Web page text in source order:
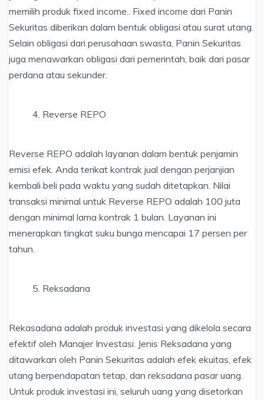
memilih produk fixed income.. Fixed income dari Panin
Sekuritas diberikan dalam bentuk obligasi atau surat utang.
Selain obligasi dari perusahaan swasta, Panin Sekuritas
juga menawarkan obligasi dari pemerintah, baik dari pasar
perdana atau sekunder.
Reverse REPO
Reverse REPO adalah layanan dalam bentuk penjamin
emisi efek. Anda terikat kontrak jual dengan perjanjian
kembali beli pada waktu yang sudah ditetapkan. Nilai
transaksi minimal untuk Reverse REPO adalah 100 juta
dengan minimal lama kontrak 1 bulan. Layanan ini
menerapkan tingkat suku bunga mencapai 17 persen per
tahun.
Reksadana
Rekasadana adalah produk investasi yang dikelola secara
efektif oleh Manajer Investasi. Jenis Reksadana yang
ditawarkan oleh Panin Sekuritas adalah efek ekuitas, efek
utang berpendapatan tetap, dan reksadana pasar uang.
Untuk produk investasi ini, seluruh uang yang disetorkan